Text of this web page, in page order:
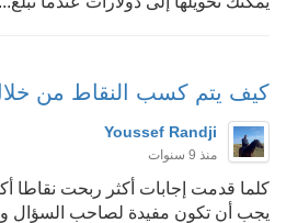
كيف يتم كسب النقاط من
Youssef Randji
منذ 9 سنوات
كلما قدمت إجابات أكثر ربحت نقاطا
يجب أن تكون مفيدة لصاحب السؤال